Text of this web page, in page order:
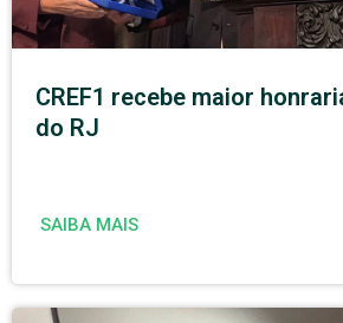
CREF1 recebe maior
do RJ
SAIBA MAIS